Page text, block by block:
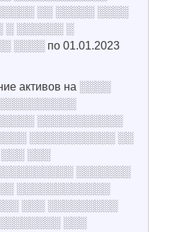
░░ ░░░░░ ░░░░
░ ░░░░░░ ░
░░░░ по 01.01.2023
активов на ░░░░
░░░░░░░░░░░
░░░░░░░░░░░ ░░
░░░
░░░░░░░
░░░░░░░░░░░░
░░░ ░░░░░░░░░
░░░